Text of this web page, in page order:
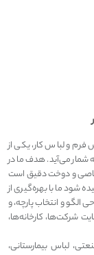
فرم و لباس کار، یکی از
شمار می‌آید. هدف ما در
و دوخت دقیق است
شود ما با بهره‌گیری از
و انتخاب پارچه، و
شرکت‌ها، کارخانه‌ها،
لباس بیمارستانی،